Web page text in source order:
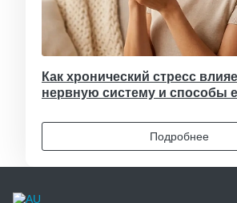
Как хронический стресс
нервную систему и способы
Подробнее